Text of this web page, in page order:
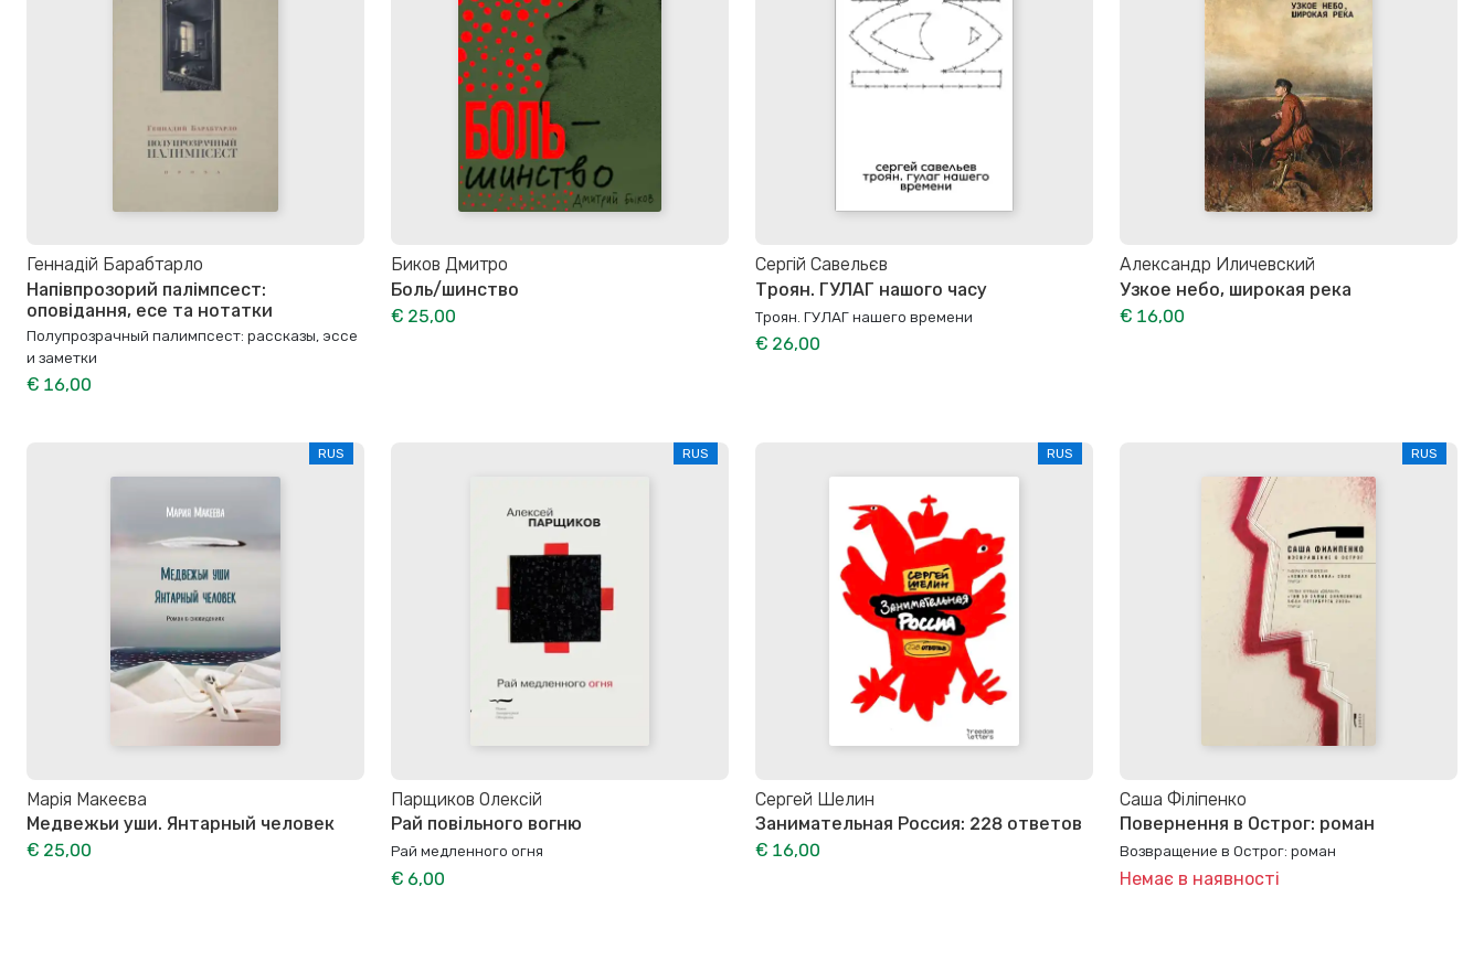
Геннадій Барабтарло
Напівпрозорий палімпсест:
оповідання, есе та нотатки
Полупрозрачный палимпсест: рассказы, эссе
и заметки
€ 16,00
Биков Дмитро
Боль/шинство
€ 25,00
Сергій Савельєв
Троян. ГУЛАГ нашого часу
Троян. ГУЛАГ нашего времени
€ 26,00
Александр Иличевский
Узкое небо, широкая река
€ 16,00
RUS
Марія Макеєва
Медвежьи уши. Янтарный человек
€ 25,00
RUS
Парщиков Олексій
Рай повільного вогню
Рай медленного огня
€ 6,00
RUS
Сергей Шелин
Занимательная Россия: 228 ответов
€ 16,00
RUS
Саша Філіпенко
Повернення в Острог: роман
Возвращение в Острог: роман
Немає в наявності